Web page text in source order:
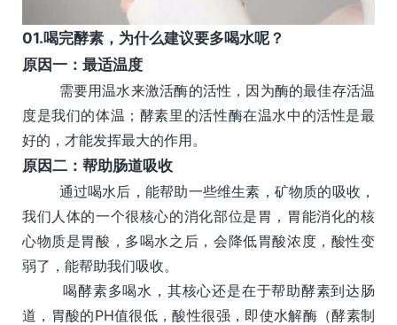
01.喝完酵素，为什么建议要多喝水呢？
原因一： 最适温度
需要用温水来激活酶的活性，因为酶的最佳存活温
度是我们的体温；酵素里的活性酶在温水中的活性是最
好的，才能发挥最大的作用。
原因二： 帮助肠道吸收
通过喝水后，能帮助一些维生素，矿物质的吸收，
我们人体的一个很核心的消化部位是胃，胃能消化的核
心物质是胃酸，多喝水之后，会降低胃酸浓度，酸性变
弱了，能帮助我们吸收。
喝酵素多喝水，其核心还是在于帮助酵素到达肠
道，胃酸的PH值很低，酸性很强，即使水解酶（酵素制